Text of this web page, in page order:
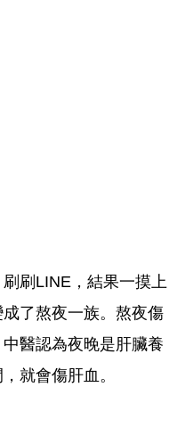
刷LINE，結果一摸上
了熬夜一族。熬夜傷
醫認為夜晚是肝臟養
就會傷肝血。